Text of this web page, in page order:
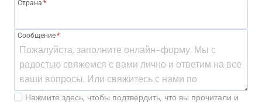
Страна *
Сообщение*
Нажмите здесь, чтобы подтвердить, что вы прочитали и